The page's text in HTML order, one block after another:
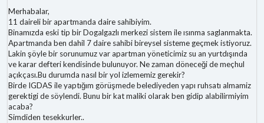
Merhabalar,
11 daireli bir apartmanda daire sahibiyim.
Binamızda eski tip bir Dogalgazlı merkezi sistem ile ısınma saglanmakta.
Apartmanda ben dahil 7 daire sahibi bireysel sisteme geçmek istiyoruz.
Lakin şöyle bir sorunumuz var apartman yöneticimiz su an yurtdışında
ve karar defteri kendisinde bulunuyor. Ne zaman döneceği de meçhul
açıkçası.Bu durumda nasıl bir yol izlememiz gerekir?
Birde IGDAS ile yaptığım görüşmede belediyeden yapı ruhsatı almamiz
gerektigi de söylendi. Bunu bir kat maliki olarak ben gidip alabilirmiyim
acaba?
Simdiden tesekkurler..